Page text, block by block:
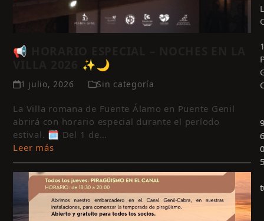
📢 HORARIO ESPECIAL – NOCHES EN LA
VILLA 2026 ✨🌙
1 julio, 2026 Sin categoría
La Villa romana de Fuente Álamo en Puente Genil
abrirá con horario especial durante el período
estival. 🗓️ Del 1 de…
Leer más